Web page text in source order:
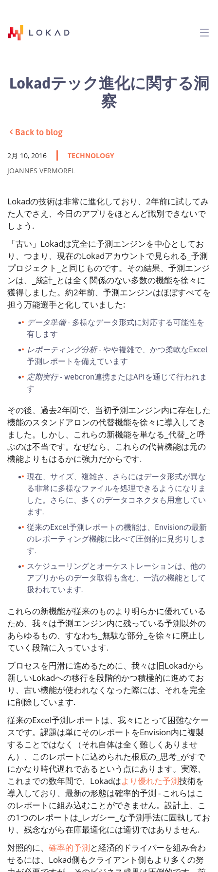
Lokadテック進化に関する洞
察
Back to blog
2月 10, 2016
TECHNOLOGY
JOANNES VERMOREL
Lokadの技術は非常に進化しており、2年前に試してみ
た人でさえ、今日のアプリをほとんど識別できないで
しょう.
「古い」Lokadは完全に予測エンジンを中心としてお
り、つまり、現在のLokadアカウントで見られる_予測
プロジェクト_と同じものです。その結果、予測エンジ
ンは、_統計_とは全く関係のない多数の機能を徐々に
獲得しました。約2年前、予測エンジンはほぼすべてを
担う万能選手と化していました:
データ準備- 多様なデータ形式に対応する可能性を
有します
レポーティング分析- やや複雑で、かつ柔軟なExcel
予測レポートを備えています
定期実行- webcron連携またはAPIを通じて行われま
す
その後、過去2年間で、当初予測エンジン内に存在した
機能のスタンドアロンの代替機能を徐々に導入してき
ました。しかし、これらの新機能を単なる_代替_と呼
ぶのは不当です。なぜなら、これらの代替機能は元の
機能よりもはるかに強力だからです.
現在、サイズ、複雑さ、さらにはデータ形式が異な
る非常に多様なファイルを処理できるようになりま
した。さらに、多くのデータコネクタも用意してい
ます.
従来のExcel予測レポートの機能は、Envisionの最新
のレポーティング機能に比べて圧倒的に見劣りしま
す.
スケジューリングとオーケストレーションは、他の
アプリからのデータ取得も含む、一流の機能として
扱われています.
これらの新機能が従来のものより明らかに優れている
ため、我々は予測エンジン内に残っている予測以外の
あらゆるもの、すなわち_無駄な部分_を徐々に廃止し
ていく段階に入っています.
プロセスを円滑に進めるために、我々は旧Lokadから
新しいLokadへの移行を段階的かつ積極的に進めてお
り、古い機能が使われなくなった際には、それを完全
に削除しています.
従来のExcel予測レポートは、我々にとって困難なケー
スです。課題は単にそのレポートをEnvision内に複製
することではなく（それ自体は全く難しくありませ
ん）、このレポートに込められた根底の_思考_がすで
にかなり時代遅れであるという点にあります。実際、
これまでの数年間で、Lokadはより優れた予測技術を
導入しており、最新の形態は確率的予測 - これらはこ
のレポートに組み込むことができません。設計上、こ
の1つのレポートは_レガシー_な予測手法に固執してお
り、残念ながら在庫最適化には適切ではありません.
対照的に、 確率的予測と経済的ドライバーを組み合わ
せるには、Lokad側もクライアント側もより多くの努